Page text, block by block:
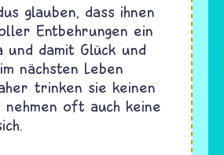
glauben, dass ihnen
Entbehrungen ein
und damit Glück und
nächsten Leben
trinken sie keinen
nehmen oft auch keine